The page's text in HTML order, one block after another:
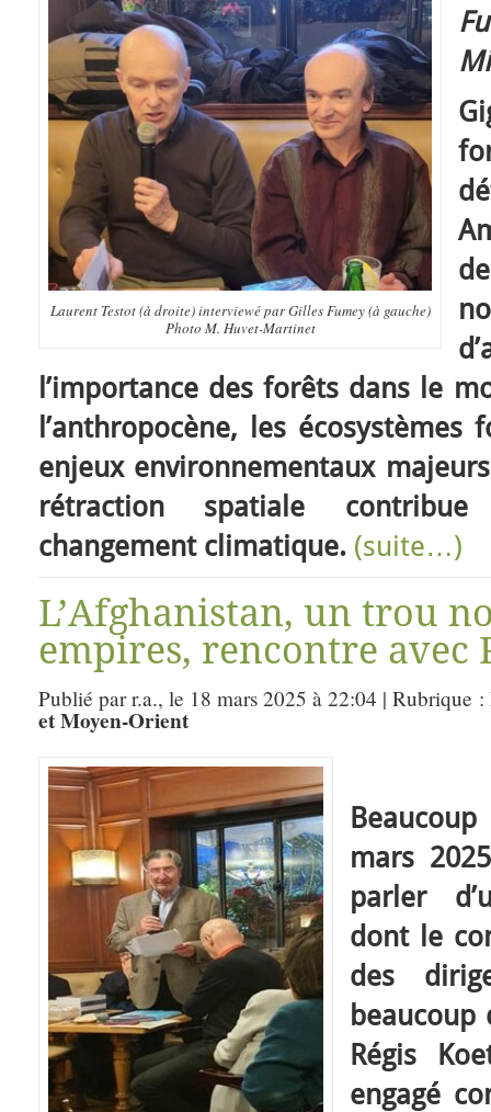
Laurent Testot (à droite) interviewé par Gilles Fumey (à gauche)
Photo M. Huvet-Martinet
l’importance des forêts dans le
l’anthropocène, les
enjeux environnementaux
rétraction spatiale
changement climatique. (suite…)
L’Afghanistan, un trou
empires, rencontre avec
Publié par r.a., le 18 mars 2025 à 22:04 | Rubrique :
et Moyen-Orient
mars
parler
dont le
des
beaucoup
Régis
engagé